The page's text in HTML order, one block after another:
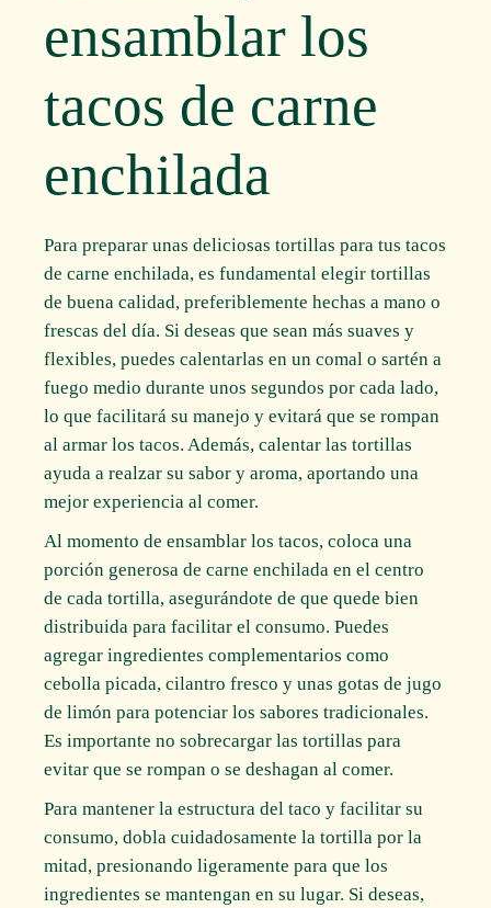
ensamblar los
tacos de carne
enchilada
Para preparar unas deliciosas tortillas para tus tacos
de carne enchilada, es fundamental elegir tortillas
de buena calidad, preferiblemente hechas a mano o
frescas del día. Si deseas que sean más suaves y
flexibles, puedes calentarlas en un comal o sartén a
fuego medio durante unos segundos por cada lado,
lo que facilitará su manejo y evitará que se rompan
al armar los tacos. Además, calentar las tortillas
ayuda a realzar su sabor y aroma, aportando una
mejor experiencia al comer.
Al momento de ensamblar los tacos, coloca una
porción generosa de carne enchilada en el centro
de cada tortilla, asegurándote de que quede bien
distribuida para facilitar el consumo. Puedes
agregar ingredientes complementarios como
cebolla picada, cilantro fresco y unas gotas de jugo
de limón para potenciar los sabores tradicionales.
Es importante no sobrecargar las tortillas para
evitar que se rompan o se deshagan al comer.
Para mantener la estructura del taco y facilitar su
consumo, dobla cuidadosamente la tortilla por la
mitad, presionando ligeramente para que los
ingredientes se mantengan en su lugar. Si deseas,